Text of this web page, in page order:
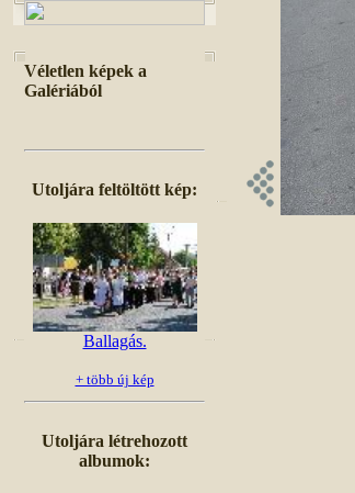
Véletlen képek a
Galériából
Utoljára feltöltött kép:
Ballagás.
+ több új kép
Utoljára létrehozott
albumok: